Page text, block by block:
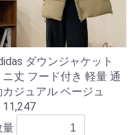
ダウンジャケット
ニ丈 フード付き 軽量 通
カジュアル ベージュ
11,247
量